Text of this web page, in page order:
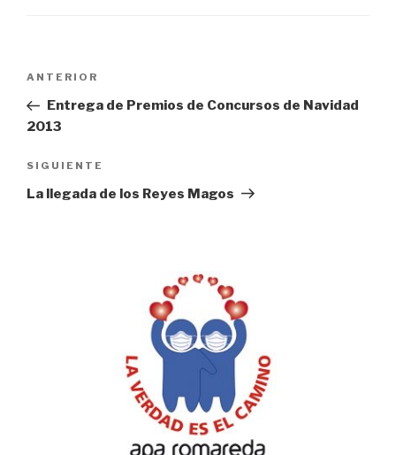
entradas
Entrada
anterior:
ANTERIOR
Entrega de Premios de Concursos de Navidad
2013
Siguiente
entrada
SIGUIENTE
La llegada de los Reyes Magos